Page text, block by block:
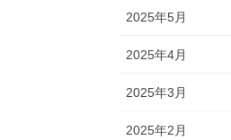
2025年5月
2025年4月
2025年3月
2025年2月